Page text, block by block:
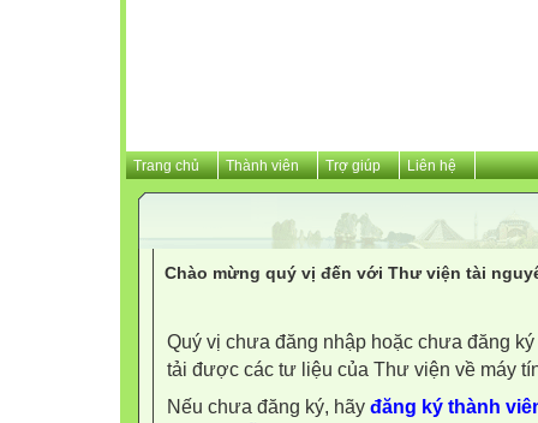
Trang chủ Thành viên Trợ giúp Liên hệ
Chào mừng quý vị đến với Thư viện tài
Quý vị chưa đăng nhập hoặc chưa đăng
tải được các tư liệu của Thư viện về máy
Nếu chưa đăng ký, hãy đăng ký thành